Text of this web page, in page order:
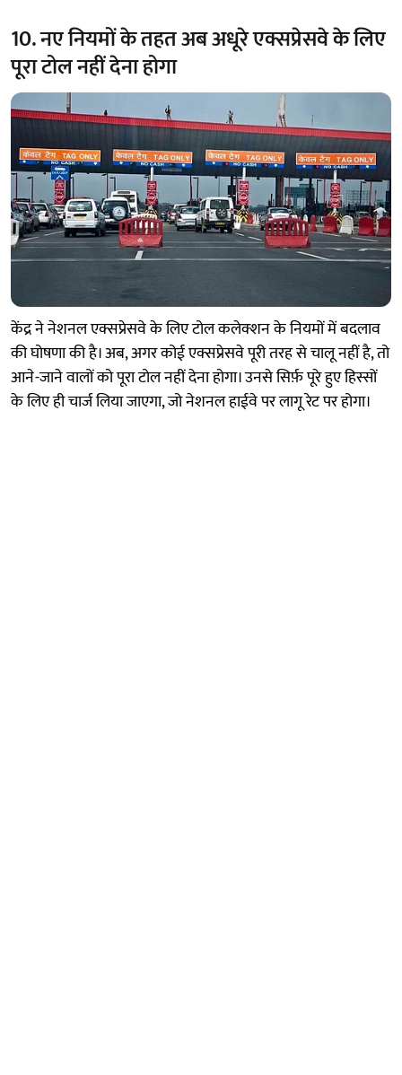
10. नए नियमों के तहत अब अधूरे एक्सप्रेसवे के लिए
पूरा टोल नहीं देना होगा
केंद्र ने नेशनल एक्सप्रेसवे के लिए टोल कलेक्शन के नियमों में बदलाव
की घोषणा की है। अब, अगर कोई एक्सप्रेसवे पूरी तरह से चालू नहीं है, तो
आने-जाने वालों को पूरा टोल नहीं देना होगा। उनसे सिर्फ़ पूरे हुए हिस्सों
के लिए ही चार्ज लिया जाएगा, जो नेशनल हाईवे पर लागू रेट पर होगा।